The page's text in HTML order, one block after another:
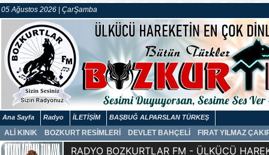
05 Ağustos 2026 | ÇarŞamba
Ana Sayfa Radyo İLETİŞİM BAŞBUĞ ALPARSLAN TÜRKEŞ
ALİ KINIK BOZKURT RESİMLERİ DEVLET BAHÇELİ FIRAT YILMAZ